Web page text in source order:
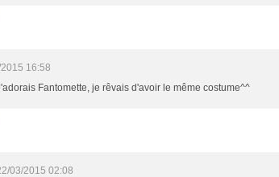
16:58
Fantomette, je rêvais d'avoir le même costume^^
03/2015 02:08